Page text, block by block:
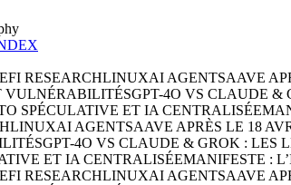
RESEARCHLINUXAI AGENTSAAVE
VULNÉRABILITÉSGPT-4O VS CLAUDE &
SPÉCULATIVE ET IA CENTRALISÉE
LINUXAI AGENTSAAVE APRÈS LE 18
GPT-4O VS CLAUDE & GROK : LES
ET IA CENTRALISÉEMANIFESTE :
RESEARCHLINUXAI AGENTSAAVE